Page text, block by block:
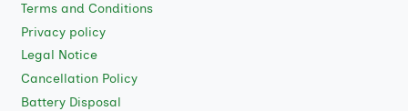
Terms and Conditions
Privacy policy
Legal Notice
Cancellation Policy
Battery Disposal